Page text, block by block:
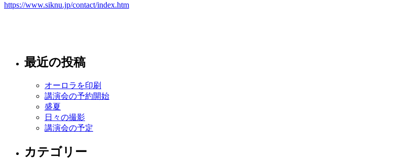
https://www.siknu.jp/contact/index.htm
最近の投稿
オーロラを印刷
講演会の予約開始
盛夏
日々の撮影
講演会の予定
カテゴリー